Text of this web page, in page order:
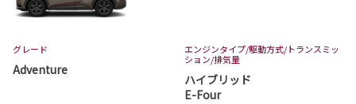
グレード
Adventure
エンジンタイプ/駆動方式/トランスミッ
ション/排気量
ハイブリッド
E-Four